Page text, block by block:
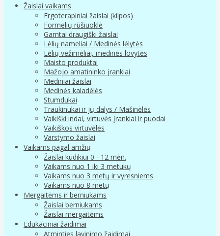
Žaislai vaikams
Ergoterapiniai žaislai (kilpos)
Formelių rūšiuoklė
Gamtai draugiški žaislai
Lėlių nameliai / Medinės lėlytės
Lėlių vežimėliai, medinės lovytės
Maisto produktai
Mažojo amatininko įrankiai
Mediniai žaislai
Medinės kaladėlės
Stumdukai
Traukinukai ir jų dalys / Mašinėlės
Vaikiški indai, virtuvės įrankiai ir puodai
Vaikiškos virtuvėlės
Varstymo žaislai
Vaikams pagal amžių
Žaislai kūdikiui 0 - 12 mėn.
Vaikams nuo 1 iki 3 metukų
Vaikams nuo 3 metų ir vyresniems
Vaikams nuo 8 metų
Mergaitėms ir berniukams
Žaislai berniukams
Žaislai mergaitėms
Edukaciniai žaidimai
Atminties lavinimo žaidimai